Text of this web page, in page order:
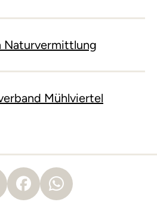
Naturvermittlung
Mühlviertel